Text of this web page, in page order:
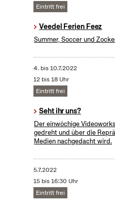
Eintritt frei
Veedel Ferien Feez
Summer, Soccer und
4. bis10.7.2022
12 bis 18 Uhr
Eintritt frei
Seht ihr uns?
Der einwöchige
gedreht und über die
Medien nachgedacht wird.
5.7.2022
15 bis 16:30 Uhr
Eintritt frei